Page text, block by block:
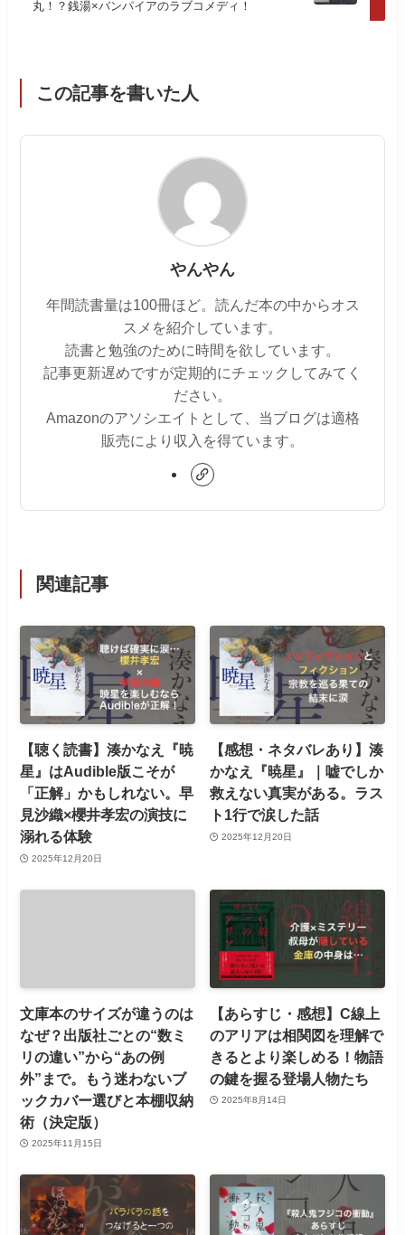
丸！？銭湯×バンパイアのラブコメディ！
この記事を書いた人
やんやん
年間読書量は100冊ほど。読んだ本の中からオス
スメを紹介しています。
読書と勉強のために時間を欲しています。
記事更新遅めですが定期的にチェックしてみてく
ださい。
Amazonのアソシエイトとして、当ブログは適格
販売により収入を得ています。
関連記事
【聴く読書】湊かなえ『暁
星』はAudible版こそが
「正解」かもしれない。早
見沙織×櫻井孝宏の演技に
溺れる体験
2025年12月20日
【感想・ネタバレあり】湊
かなえ『暁星』｜嘘でしか
救えない真実がある。ラス
ト1行で涙した話
2025年12月20日
文庫本のサイズが違うのは
なぜ？出版社ごとの“数ミ
リの違い”から“あの例
外”まで。もう迷わないブ
ックカバー選びと本棚収納
術（決定版）
2025年11月15日
【あらすじ・感想】C線上
のアリアは相関図を理解で
きるとより楽しめる！物語
の鍵を握る登場人物たち
2025年8月14日